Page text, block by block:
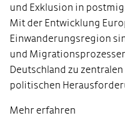
und Exklusion in
Mit der Entwicklung
Einwanderungsregion
und
Deutschland zu
politischen
Mehr erfahren